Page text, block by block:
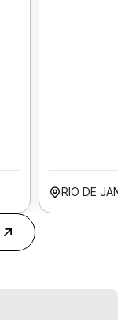
RIO DE